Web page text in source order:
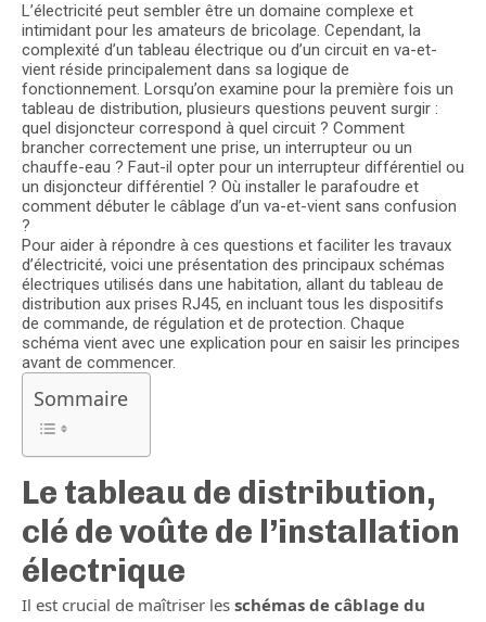
L’électricité peut sembler être un domaine complexe et
intimidant pour les amateurs de bricolage. Cependant, la
complexité d’un tableau électrique ou d’un circuit en va-et-
vient réside principalement dans sa logique de
fonctionnement. Lorsqu’on examine pour la première fois un
tableau de distribution, plusieurs questions peuvent surgir :
quel disjoncteur correspond à quel circuit ? Comment
brancher correctement une prise, un interrupteur ou un
chauffe-eau ? Faut-il opter pour un interrupteur différentiel ou
un disjoncteur différentiel ? Où installer le parafoudre et
comment débuter le câblage d’un va-et-vient sans confusion
?
Pour aider à répondre à ces questions et faciliter les travaux
d’électricité, voici une présentation des principaux schémas
électriques utilisés dans une habitation, allant du tableau de
distribution aux prises RJ45, en incluant tous les dispositifs
de commande, de régulation et de protection. Chaque
schéma vient avec une explication pour en saisir les principes
avant de commencer.
Sommaire
Le tableau de distribution,
clé de voûte de l’installation
électrique
Il est crucial de maîtriser les schémas de câblage du